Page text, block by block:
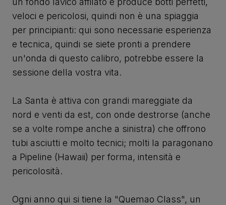
veloci e pericolosi, quindi non è una spiaggia
per principianti: qui sono necessarie esperienza
e tecnica, quindi se siete pronti a prendere
un'onda di questo calibro, potrebbe essere la
sessione della vostra vita.
La Santa è attiva con grandi mareggiate da
nord e venti da est, con onde destrorse (anche
se a volte rompe anche a sinistra) che offrono
tubi asciutti e molto tecnici; molti la paragonano
a Pipeline (Hawaii) per forma, intensità e
pericolosità.
Ogni anno qui si tiene la "Quemao Class", un